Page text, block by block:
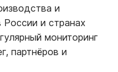
и
России и странах
мониторинг
партнёров и